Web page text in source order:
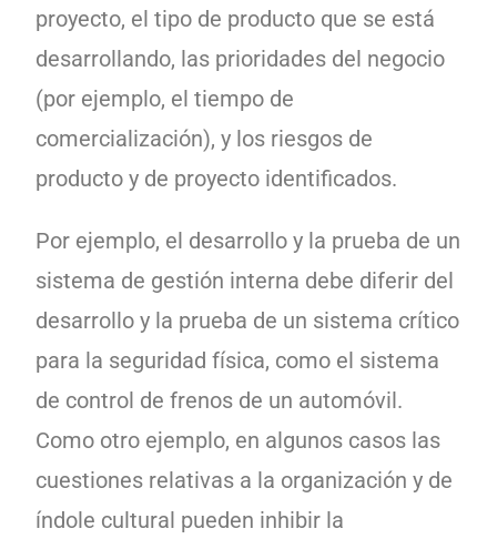
proyecto, el tipo de producto que se está
desarrollando, las prioridades del negocio
(por ejemplo, el tiempo de
comercialización), y los riesgos de
producto y de proyecto identificados.
Por ejemplo, el desarrollo y la prueba de un
sistema de gestión interna debe diferir del
desarrollo y la prueba de un sistema crítico
para la seguridad física, como el sistema
de control de frenos de un automóvil.
Como otro ejemplo, en algunos casos las
cuestiones relativas a la organización y de
índole cultural pueden inhibir la